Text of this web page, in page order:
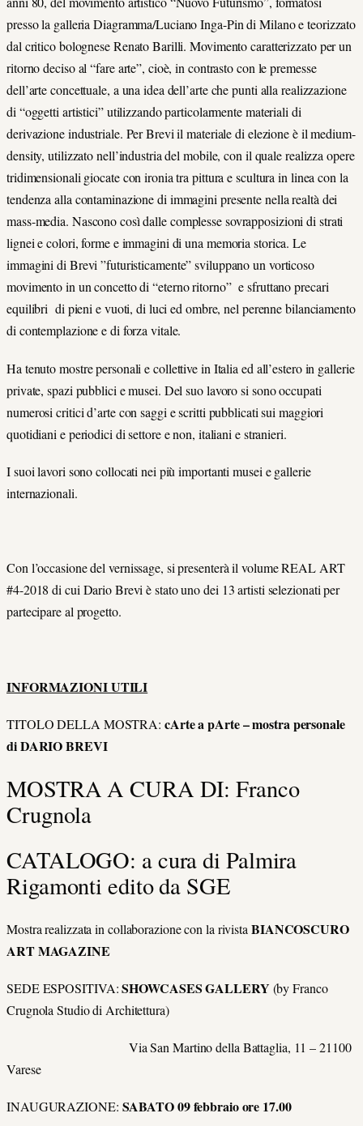
presso la galleria Diagramma/Luciano Inga-Pin di Milano e teorizzato
dal critico bolognese Renato Barilli. Movimento caratterizzato per un
ritorno deciso al “fare arte”, cioè, in contrasto con le premesse
dell’arte concettuale, a una idea dell’arte che punti alla realizzazione
di “oggetti artistici” utilizzando particolarmente materiali di
derivazione industriale. Per Brevi il materiale di elezione è il medium-
density, utilizzato nell’industria del mobile, con il quale realizza opere
tridimensionali giocate con ironia tra pittura e scultura in linea con la
tendenza alla contaminazione di immagini presente nella realtà dei
mass-media. Nascono così dalle complesse sovrapposizioni di strati
lignei e colori, forme e immagini di una memoria storica. Le
immagini di Brevi ”futuristicamente” sviluppano un vorticoso
movimento in un concetto di “eterno ritorno” e sfruttano precari
equilibri di pieni e vuoti, di luci ed ombre, nel perenne bilanciamento
di contemplazione e di forza vitale.
Ha tenuto mostre personali e collettive in Italia ed all’estero in gallerie
private, spazi pubblici e musei. Del suo lavoro si sono occupati
numerosi critici d’arte con saggi e scritti pubblicati sui maggiori
quotidiani e periodici di settore e non, italiani e stranieri.
I suoi lavori sono collocati nei più importanti musei e gallerie
internazionali.
Con l’occasione del vernissage, si presenterà il volume REAL ART
#4-2018 di cui Dario Brevi è stato uno dei 13 artisti selezionati per
partecipare al progetto.
INFORMAZIONI UTILI
TITOLO DELLA MOSTRA: cArte a pArte – mostra personale
di DARIO BREVI
MOSTRA A CURA DI: Franco
Crugnola
CATALOGO: a cura di Palmira
Rigamonti edito da SGE
Mostra realizzata in collaborazione con la rivista BIANCOSCURO
ART MAGAZINE
SEDE ESPOSITIVA:SHOWCASES GALLERY (by Franco
Crugnola Studio di Architettura)
Via San Martino della Battaglia, 11 – 21100
Varese
INAUGURAZIONE: SABATO 09 febbraio ore 17.00